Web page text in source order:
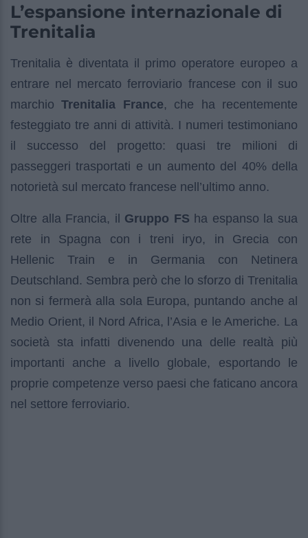
L’espansione internazionale di
Trenitalia
Trenitalia è diventata il primo operatore europeo a
entrare nel mercato ferroviario francese con il suo
marchioTrenitalia France, che ha recentemente
festeggiato tre anni di attività. I numeri testimoniano
il successo del progetto: quasi tre milioni di
passeggeri trasportati e un aumento del 40% della
notorietà sul mercato francese nell’ultimo anno.
Oltre alla Francia, il Gruppo FS ha espanso la sua
rete in Spagna con i treni iryo, in Grecia con
Hellenic Train e in Germania con Netinera
Deutschland. Sembra però che lo sforzo di Trenitalia
non si fermerà alla sola Europa, puntando anche al
Medio Orient, il Nord Africa, l’Asia e le Americhe. La
società sta infatti divenendo una delle realtà più
importanti anche a livello globale, esportando le
proprie competenze verso paesi che faticano ancora
nel settore ferroviario.